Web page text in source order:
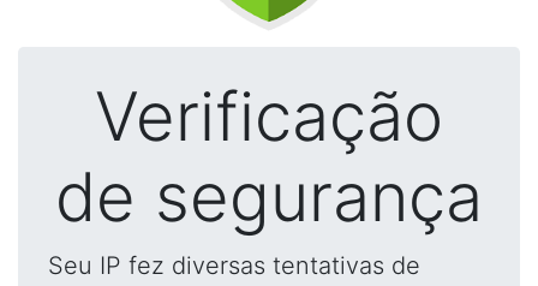
Verificação
de segurança
Seu IP fez diversas tentativas de